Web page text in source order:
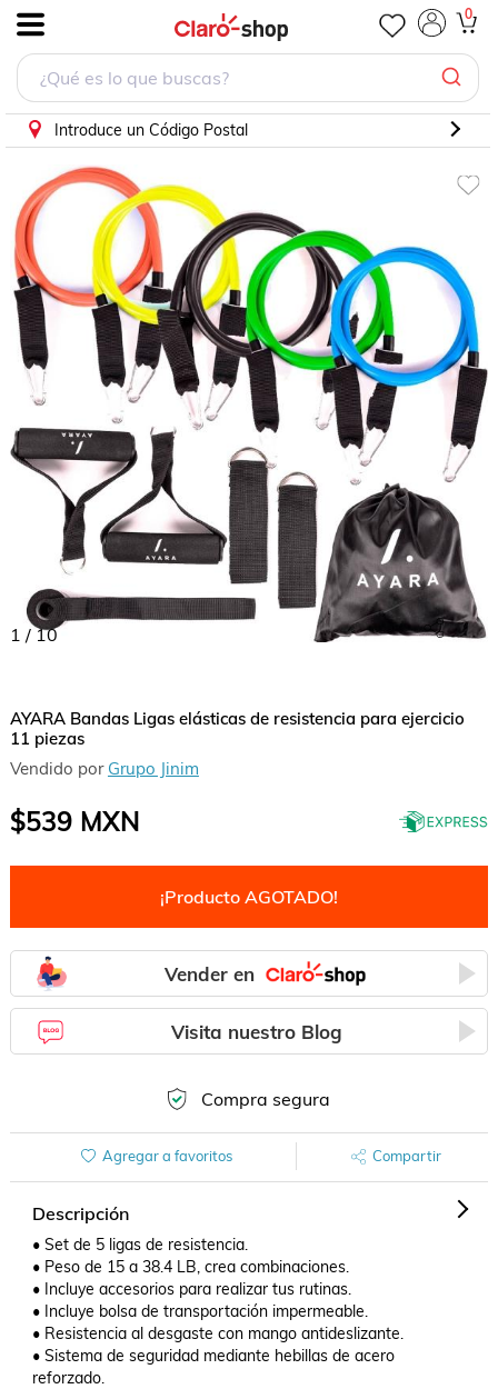
0
Introduce un Código Postal
1 / 10
AYARA Bandas Ligas elásticas de resistencia para ejercicio
11 piezas
Vendido por Grupo Jinim
$539MXN
¡Producto AGOTADO!
Vender en
Visita nuestro Blog
Compra segura
Agregar a favoritos Compartir
Descripción
• Set de 5 ligas de resistencia.
• Peso de 15 a 38.4 LB, crea combinaciones.
• Incluye accesorios para realizar tus rutinas.
• Incluye bolsa de transportación impermeable.
• Resistencia al desgaste con mango antideslizante.
• Sistema de seguridad mediante hebillas de acero
reforzado.
AYARA Bandas Ligas elásticas de resistencia para